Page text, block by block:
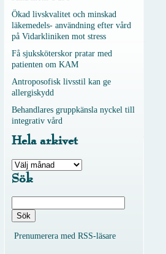
Ökad livskvalitet och minskad
läkemedels- användning efter vård
på Vidarkliniken mot stress
Få sjuksköterskor pratar med
patienten om KAM
Antroposofisk livsstil kan ge
allergiskydd
Behandlares gruppkänsla nyckel till
integrativ vård
Hela arkivet
Hela
arkivet
Sök
efter:
Prenumerera med RSS-läsare